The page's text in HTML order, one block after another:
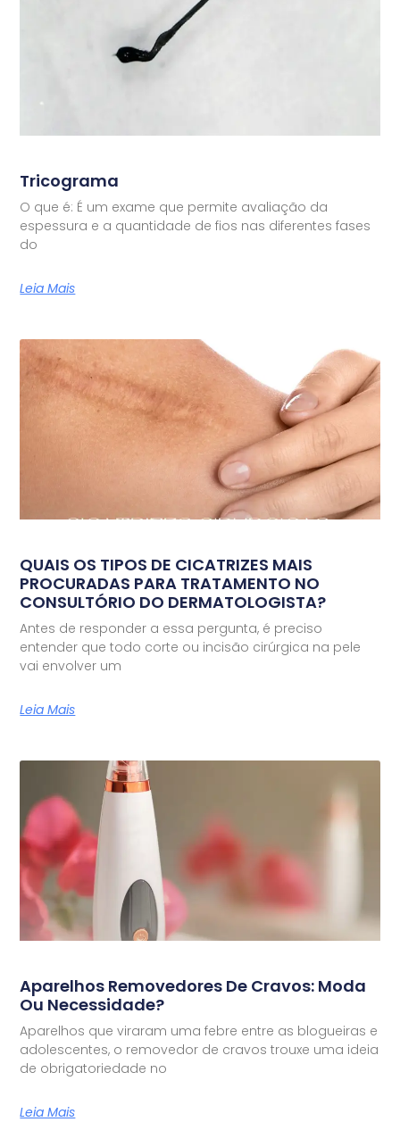
Tricograma
O que é: É um exame que permite avaliação da
espessura e a quantidade de fios nas diferentes fases
do
Leia Mais
QUAIS OS TIPOS DE CICATRIZES MAIS
PROCURADAS PARA TRATAMENTO NO
CONSULTÓRIO DO DERMATOLOGISTA?
Antes de responder a essa pergunta, é preciso
entender que todo corte ou incisão cirúrgica na pele
vai envolver um
Leia Mais
Aparelhos Removedores De Cravos: Moda
Ou Necessidade?
Aparelhos que viraram uma febre entre as blogueiras e
adolescentes, o removedor de cravos trouxe uma ideia
de obrigatoriedade no
Leia Mais